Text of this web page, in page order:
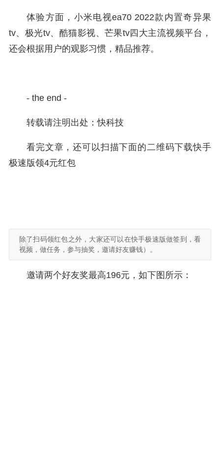
体验方面，小米电视ea70 2022款内置奇异果
tv、极光tv、酷猫影视、芒果tv四大主流视频平台，
还会根据用户的观影习惯，精品推荐。
- the end -
转载请注明出处：快科技
看完文章，还可以扫描下面的二维码下载快手
极速版领4元红包
除了扫码领红包之外，大家还可以在快手极速版做签到，看
视频，做任务，参与抽奖，邀请好友赚钱）。
邀请两个好友奖最高196元，如下图所示：